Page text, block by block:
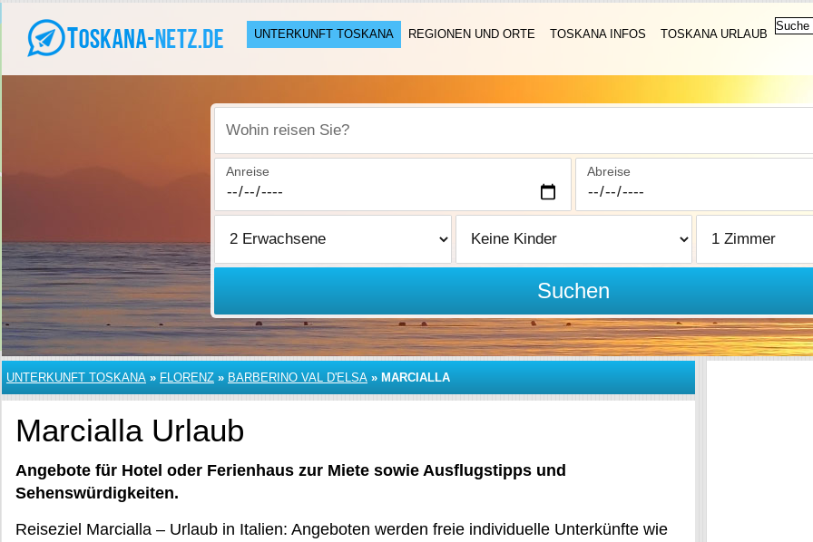
UNTERKUNFT TOSKANA REGIONEN UND ORTE TOSKANA INFOS TOSKANA URLAUB
Wohin reisen Sie?
Anreise Abreise
Suchen
UNTERKUNFT TOSKANA » FLORENZ » BARBERINO VAL D'ELSA » MARCIALLA
Marcialla Urlaub
Angebote für Hotel oder Ferienhaus zur Miete sowie Ausflugstipps und
Sehenswürdigkeiten.
Reiseziel Marcialla – Urlaub in Italien: Angeboten werden freie individuelle Unterkünfte wie